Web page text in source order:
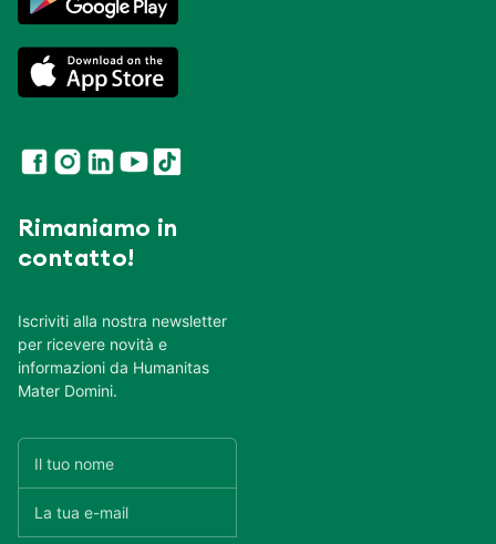
Rimaniamo in
contatto!
Iscriviti alla nostra newsletter
per ricevere novità e
informazioni da Humanitas
Mater Domini.